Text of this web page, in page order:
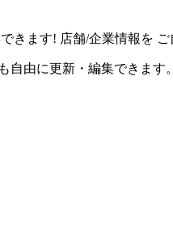
きます! 店舗/企業情報を
自由に更新・編集できます